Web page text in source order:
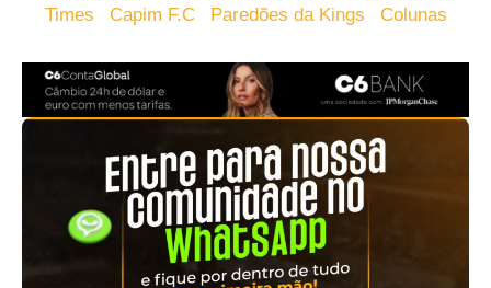
Times
Capim F.C Paredões da Kings Colunas